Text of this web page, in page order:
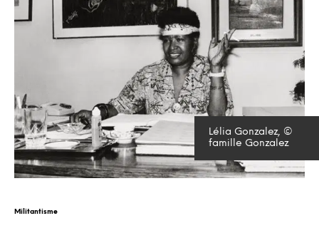
Lélia Gonzalez, ©
famille Gonzalez
Militantisme